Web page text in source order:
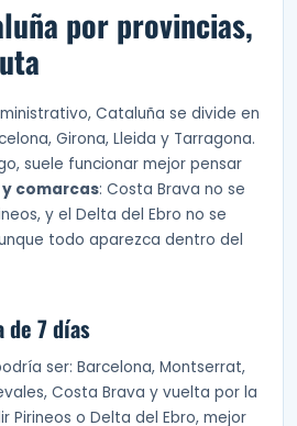
por provincias,
Cataluña se divide en
Girona, Lleida y Tarragona.
suele funcionar mejor pensar
comarcas: Costa Brava no se
y el Delta del Ebro no se
todo aparezca dentro del
de 7 días
ser: Barcelona, Montserrat,
Costa Brava y vuelta por la
Pirineos o Delta del Ebro, mejor